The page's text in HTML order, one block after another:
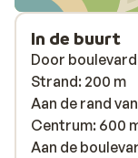
In de buurt
Door
Strand: 200 m
Aan de rand
Centrum: 600
Aan de